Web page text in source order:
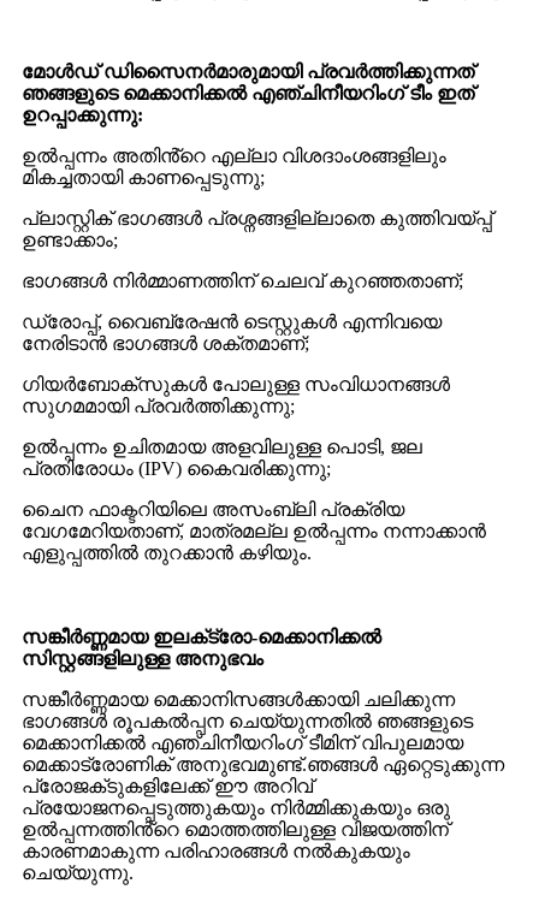
മോൾഡ് ഡിസൈനർമാരുമായി പ്രവർത്തിക്കുന്നത്
ഞങ്ങളുടെ മെക്കാനിക്കൽ എഞ്ചിനീയറിംഗ് ടീം ഇത്
ഉറപ്പാക്കുന്നു:
ഉൽപ്പന്നം അതിൻ്റെ എല്ലാ വിശദാംശങ്ങളിലും
മികച്ചതായി കാണപ്പെടുന്നു;
പ്ലാസ്റ്റിക് ഭാഗങ്ങൾ പ്രശ്നങ്ങളില്ലാതെ കുത്തിവയ്പ്പ്
ഉണ്ടാക്കാം;
ഭാഗങ്ങൾ നിർമ്മാണത്തിന് ചെലവ് കുറഞ്ഞതാണ്;
ഡ്രോപ്പ്, വൈബ്രേഷൻ ടെസ്റ്റുകൾ എന്നിവയെ
നേരിടാൻ ഭാഗങ്ങൾ ശക്തമാണ്;
ഗിയർബോക്സുകൾ പോലുള്ള സംവിധാനങ്ങൾ
സുഗമമായി പ്രവർത്തിക്കുന്നു;
ഉൽപ്പന്നം ഉചിതമായ അളവിലുള്ള പൊടി, ജല
പ്രതിരോധം (IPV) കൈവരിക്കുന്നു;
ചൈന ഫാക്ടറിയിലെ അസംബ്ലി പ്രക്രിയ
വേഗമേറിയതാണ്, മാത്രമല്ല ഉൽപ്പന്നം നന്നാക്കാൻ
എളുപ്പത്തിൽ തുറക്കാൻ കഴിയും.
സങ്കീർണ്ണമായ ഇലക്‌ട്രോ-മെക്കാനിക്കൽ
സിസ്റ്റങ്ങളിലുള്ള അനുഭവം
സങ്കീർണ്ണമായ മെക്കാനിസങ്ങൾക്കായി ചലിക്കുന്ന
ഭാഗങ്ങൾ രൂപകൽപ്പന ചെയ്യുന്നതിൽ ഞങ്ങളുടെ
മെക്കാനിക്കൽ എഞ്ചിനീയറിംഗ് ടീമിന് വിപുലമായ
മെക്കാട്രോണിക് അനുഭവമുണ്ട്.ഞങ്ങൾ ഏറ്റെടുക്കുന്ന
പ്രോജക്‌ടുകളിലേക്ക് ഈ അറിവ്
പ്രയോജനപ്പെടുത്തുകയും നിർമ്മിക്കുകയും ഒരു
ഉൽപ്പന്നത്തിൻ്റെ മൊത്തത്തിലുള്ള വിജയത്തിന്
കാരണമാകുന്ന പരിഹാരങ്ങൾ നൽകുകയും
ചെയ്യുന്നു.